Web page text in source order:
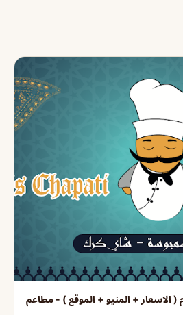
( الاسعار + المنيو + الموقع ) - مطاعم